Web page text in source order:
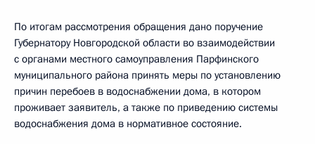
По итогам рассмотрения обращения дано поручение
Губернатору Новгородской области во взаимодействии
с органами местного самоуправления Парфинского
муниципального района принять меры по установлению
причин перебоев в водоснабжении дома, в котором
проживает заявитель, а также по приведению системы
водоснабжения дома в нормативное состояние.